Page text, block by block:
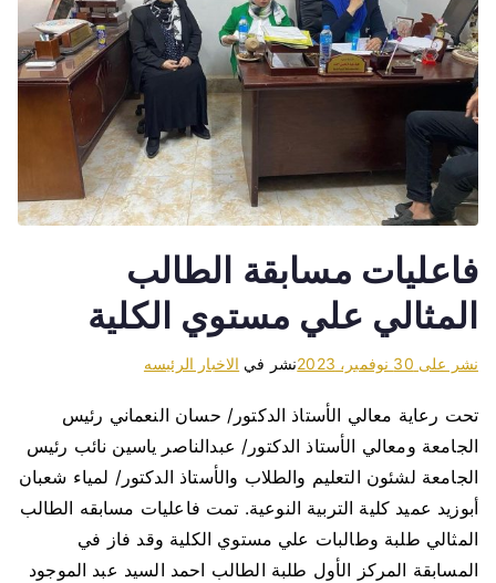
فاعليات مسابقة الطالب
المثالي علي مستوي الكلية
نشر على 30 نوفمبر، 2023 نشر في الاخبار الرئيسه
تحت رعاية معالي الأستاذ الدكتور/ حسان النعماني رئيس
الجامعة ومعالي الأستاذ الدكتور/ عبدالناصر ياسين نائب رئيس
الجامعة لشئون التعليم والطلاب والأستاذ الدكتور/ لمياء شعبان
أبوزيد عميد كلية التربية النوعية. تمت فاعليات مسابقه الطالب
المثالي طلبة وطالبات علي مستوي الكلية وقد فاز في
المسابقة المركز الأول طلبة الطالب احمد السيد عبد الموجود